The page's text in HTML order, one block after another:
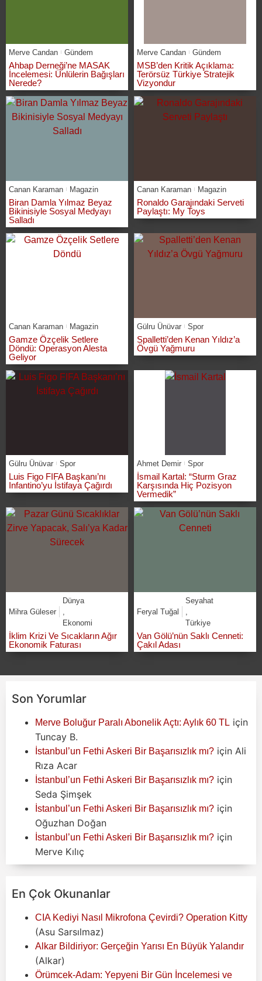
Merve Candan Gündem
Ahbap Derneği’ne MASAK
İncelemesi: Ünlülerin Bağışları
Nerede?
Merve Candan Gündem
MSB’den Kritik Açıklama:
Terörsüz Türkiye Stratejik
Vizyondur
Canan Karaman Magazin
Biran Damla Yılmaz Beyaz
Bikinisiyle Sosyal Medyayı
Salladı
Canan Karaman Magazin
Ronaldo Garajındaki Serveti
Paylaştı: My Toys
Canan Karaman Magazin
Gamze Özçelik Setlere
Döndü: Operasyon Alesta
Geliyor
Gülru Ünüvar Spor
Spalletti’den Kenan Yıldız’a
Övgü Yağmuru
Gülru Ünüvar Spor
Luis Figo FIFA Başkanı’nı
Infantino’yu İstifaya Çağırdı
Ahmet Demir Spor
İsmail Kartal: “Sturm Graz
Karşısında Hiç Pozisyon
Vermedik”
Mihra Güleser
Dünya
Ekonomi
İklim Krizi Ve Sıcakların Ağır
Ekonomik Faturası
Feryal Tuğal
Seyahat
Türkiye
Van Gölü’nün Saklı Cenneti:
Çakıl Adası
Son Yorumlar
Merve Boluğur Paralı Abonelik Açtı: Aylık 60 TL için
Tuncay B.
İstanbul’un Fethi Askeri Bir Başarısızlık mı? için Ali
Rıza Acar
İstanbul’un Fethi Askeri Bir Başarısızlık mı? için
Seda Şimşek
İstanbul’un Fethi Askeri Bir Başarısızlık mı? için
Oğuzhan Doğan
İstanbul’un Fethi Askeri Bir Başarısızlık mı? için
Merve Kılıç
En Çok Okunanlar
CIA Kediyi Nasıl Mikrofona Çevirdi? Operation Kitty
(Asu Sarsılmaz)
Alkar Bildiriyor: Gerçeğin Yarısı En Büyük Yalandır
(Alkar)
Örümcek-Adam: Yepyeni Bir Gün İncelemesi ve